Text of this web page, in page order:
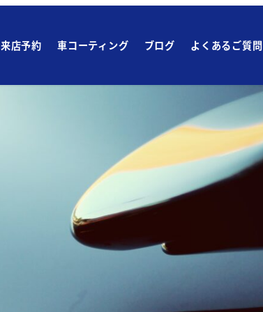
来店予約 車コーティング ブログ よくあるご質問